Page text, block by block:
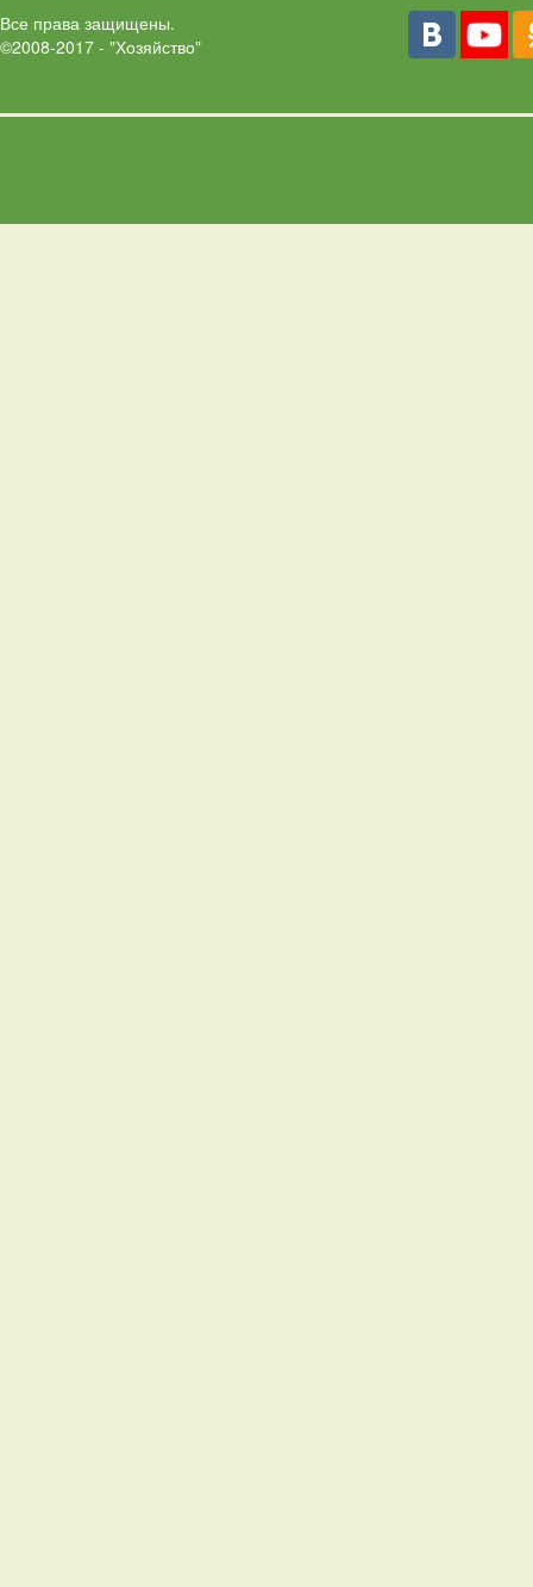
Все права защищены.
©2008-2017 - "Хозяйство"